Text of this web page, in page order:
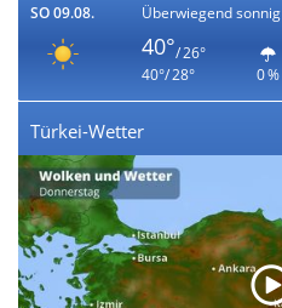
SO 09.08. Überwiegend sonnig
40°/ 26°
40°/ 28°
0 %
Türkei-Wetter